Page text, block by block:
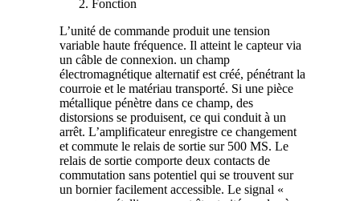
Fonction
L’unité de commande produit une tension
variable haute fréquence. Il atteint le capteur via
un câble de connexion. un champ
électromagnétique alternatif est créé, pénétrant la
courroie et le matériau transporté. Si une pièce
métallique pénètre dans ce champ, des
distorsions se produisent, ce qui conduit à un
arrêt. L’amplificateur enregistre ce changement
et commute le relais de sortie sur 500 MS. Le
relais de sortie comporte deux contacts de
commutation sans potentiel qui se trouvent sur
un bornier facilement accessible. Le signal «